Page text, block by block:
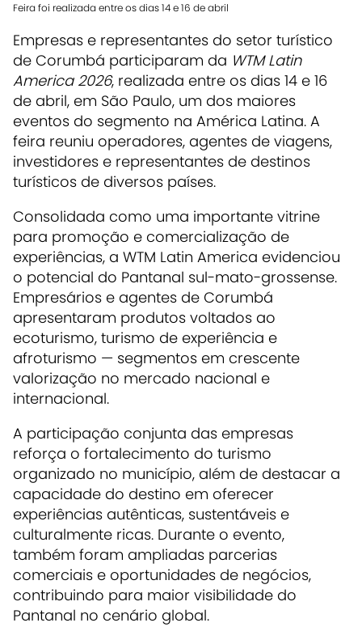
Feira foi realizada entre os dias 14 e 16 de abril
Empresas e representantes do setor turístico
de Corumbá participaram da WTM Latin
America 2026, realizada entre os dias 14 e 16
de abril, em São Paulo, um dos maiores
eventos do segmento na América Latina. A
feira reuniu operadores, agentes de viagens,
investidores e representantes de destinos
turísticos de diversos países.
Consolidada como uma importante vitrine
para promoção e comercialização de
experiências, a WTM Latin America evidenciou
o potencial do Pantanal sul-mato-grossense.
Empresários e agentes de Corumbá
apresentaram produtos voltados ao
ecoturismo, turismo de experiência e
afroturismo — segmentos em crescente
valorização no mercado nacional e
internacional.
A participação conjunta das empresas
reforça o fortalecimento do turismo
organizado no município, além de destacar a
capacidade do destino em oferecer
experiências autênticas, sustentáveis e
culturalmente ricas. Durante o evento,
também foram ampliadas parcerias
comerciais e oportunidades de negócios,
contribuindo para maior visibilidade do
Pantanal no cenário global.